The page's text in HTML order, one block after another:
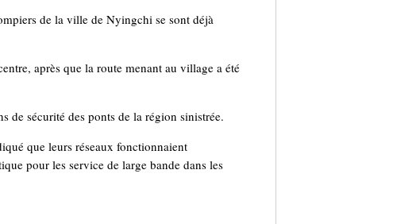
de la ville de Nyingchi se sont déjà
après que la route menant au village a été
de sécurité des ponts de la région sinistrée.
que leurs réseaux fonctionnaient
pour les service de large bande dans les